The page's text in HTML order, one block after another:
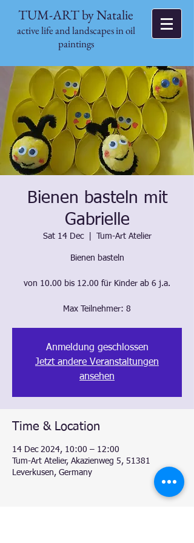
TUM-ART by Natalie
active life and landscapes in oil
paintings
Bienen basteln mit
Gabrielle
Sat 14 Dec
  |
Tum-Art Atelier
Bienen basteln
von 10.00 bis 12.00 für Kinder ab 6 j.a.
Anmeldung geschlossen
Jetzt andere Veranstaltungen
ansehen
Time & Location
14 Dec 2024, 10:00 – 12:00
Tum-Art Atelier, Akazienweg 5, 51381
Leverkusen, Germany